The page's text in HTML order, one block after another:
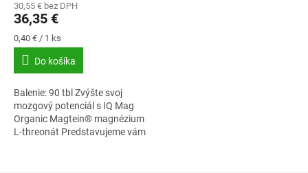
30,55 € bez DPH
36,35 €
Jednotková
cena:
0,40 € / 1 ks
Do košíka
Balenie: 90 tbl Zvýšte svoj
mozgový potenciál s IQ Mag
Organic Magtein® magnézium
L-threonát Predstavujeme vám